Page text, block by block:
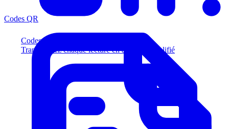
Codes QR
Transformez chaque lecture en acheteur qualifié
Codes QR